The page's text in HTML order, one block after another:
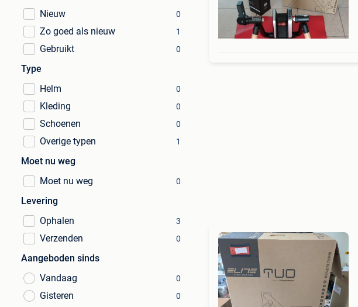
Nieuw
0
Zo goed als nieuw 1
Gebruikt 0
Type
Helm
0
Kleding 0
Schoenen 0
Overige typen 1
Moet nu weg
Moet nu weg
0
Levering
Ophalen
3
Verzenden 0
Aangeboden sinds
Vandaag
0
Gisteren 0